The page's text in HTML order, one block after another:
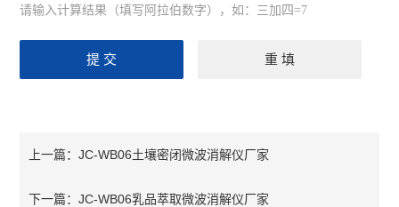
请输入计算结果（填写阿拉伯数字），如：三加四=7
上一篇：JC-WB06土壤密闭微波消解仪厂家
下一篇：JC-WB06乳品萃取微波消解仪厂家